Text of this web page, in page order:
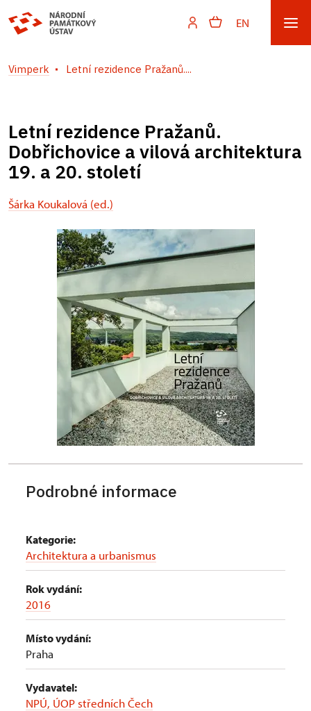
EN
Vimperk Letní rezidence Pražanů....
Letní rezidence Pražanů.
Dobřichovice a vilová architektura
19. a 20. století
Šárka Koukalová (ed.)
Podrobné informace
Kategorie:
Architektura a urbanismus
Rok vydání:
2016
Místo vydání:
Praha
Vydavatel:
NPÚ, ÚOP středních Čech